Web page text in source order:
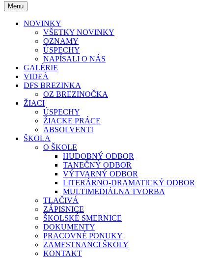
Menu Skip
to
content
NOVINKY
VŠETKY NOVINKY
OZNAMY
ÚSPECHY
NAPÍSALI O NÁS
GALÉRIE
VIDEÁ
DFS BREZINKA
OZ BREZINOČKA
ŽIACI
ÚSPECHY
ŽIACKE PRÁCE
ABSOLVENTI
ŠKOLA
O ŠKOLE
HUDOBNÝ ODBOR
TANEČNÝ ODBOR
VÝTVARNÝ ODBOR
LITERÁRNO-DRAMATICKÝ ODBOR
MULTIMEDIÁLNA TVORBA
TLAČIVÁ
ZÁPISNICE
ŠKOLSKÉ SMERNICE
DOKUMENTY
PRACOVNÉ PONUKY
ZAMESTNANCI ŠKOLY
KONTAKT